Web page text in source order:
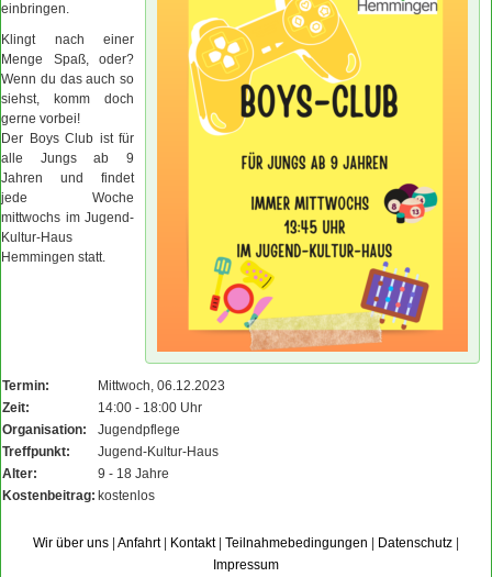
einbringen.
Klingt nach einer
Menge Spaß, oder?
Wenn du das auch so
siehst, komm doch
gerne vorbei!
Der Boys Club ist für
alle Jungs ab 9
Jahren und findet
jede Woche
mittwochs im Jugend-
Kultur-Haus
Hemmingen statt.
Termin:
Mittwoch, 06.12.2023
Zeit:
14:00 - 18:00 Uhr
Organisation:
Jugendpflege
Treffpunkt:
Jugend-Kultur-Haus
Alter:
9 - 18 Jahre
Kostenbeitrag: kostenlos
Wir über uns Anfahrt| Kontakt| Teilnahmebedingungen Datenschutz
Impressum